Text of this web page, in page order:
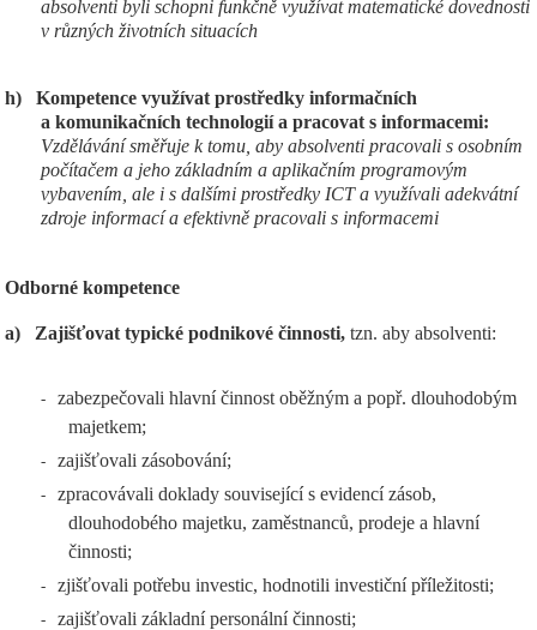
absolventi byli schopni funkčně využívat matematické dovednosti
v různých životních situacích
h)
Kompetence využívat prostředky informačních
a komunikačních technologií a pracovat s informacemi:
Vzdělávání směřuje k tomu, aby absolventi pracovali s osobním
počítačem a jeho základním a aplikačním programovým
vybavením, ale i s dalšími prostředky ICT a využívali adekvátní
zdroje informací a efektivně pracovali s informacemi
Odborné kompetence
a) Zajišťovat typické podnikové činnosti, tzn. aby absolventi:
-
zabezpečovali hlavní činnost oběžným a popř. dlouhodobým
majetkem;
- zajišťovali zásobování;
-
zpracovávali doklady související s evidencí zásob,
dlouhodobého majetku, zaměstnanců, prodeje a hlavní
činnosti;
- zjišťovali potřebu investic, hodnotili investiční příležitosti;
- zajišťovali základní personální činnosti;